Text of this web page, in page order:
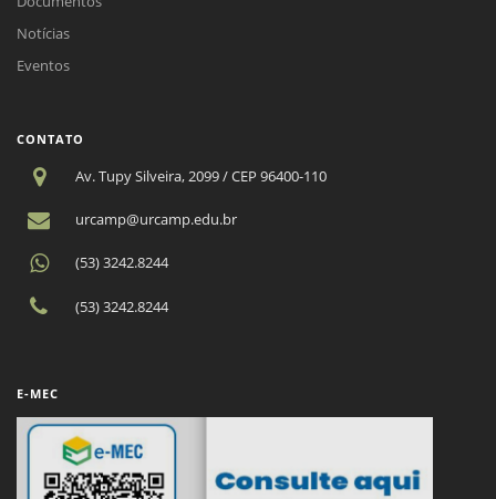
Notícias
Eventos
CONTATO
Av. Tupy Silveira, 2099 / CEP 96400-110
urcamp@urcamp.edu.br
(53) 3242.8244
(53) 3242.8244
E-MEC